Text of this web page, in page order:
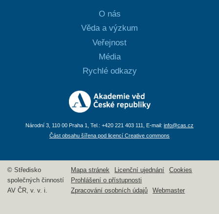
O nás
Věda a výzkum
Veřejnost
Média
Rychlé odkazy
Národní 3, 110 00 Praha 1, Tel.: +420 221 403 111, E-mail: info@cas.cz
Část obsahu šířena pod licencí Creative commons
© Středisko
společných činností
AV ČR, v. v. i.
Mapa stránek Licenční ujednání
Cookies
Prohlášení o přístupnosti
Zpracování osobních údajů
Webmaster